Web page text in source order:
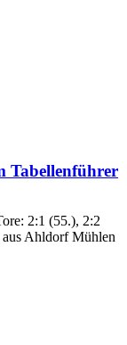
Tabellenführer
2:1 (55.), 2:2
Ahldorf Mühlen